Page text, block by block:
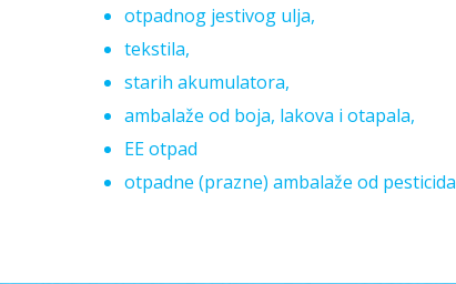
otpadnog jestivog ulja,
tekstila,
starih akumulatora,
ambalaže od boja, lakova i otapala,
EE otpad
otpadne (prazne) ambalaže od pesticida